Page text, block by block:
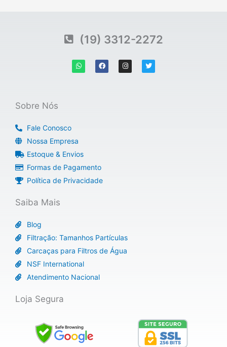
(19) 3312-2272
W
h
a
F
a
c
I
n
s
T
w
i
Sobre Nós
Fale Conosco
Nossa Empresa
Estoque & Envios
Formas de Pagamento
Política de Privacidade
Saiba Mais
Blog
Filtração: Tamanhos Partículas
Carcaças para Filtros de Água
NSF International
Atendimento Nacional
Loja Segura